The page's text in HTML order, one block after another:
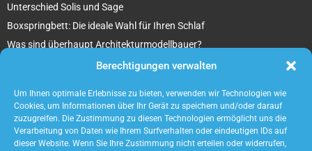
Berechtigungen verwalten
Um Ihnen optimale Erlebnisse zu bieten, verwenden wir Technologien wie
Cookies, um Informationen über Ihr Gerät zu speichern und/oder darauf
zuzugreifen. Die Zustimmung zu diesen Technologien ermöglicht uns die
Verarbeitung von Daten wie Ihrem Surfverhalten oder eindeutigen IDs auf
dieser Website. Wenn Sie Ihre Zustimmung nicht erteilen oder widerrufen,
Unterschied Solis und Sage
Boxspringbett: Die ideale Wahl für Ihren Schlaf
Was sind überhaupt Architekturmodellbauer?
Tipps für Ihr beton ciré Badezimmer